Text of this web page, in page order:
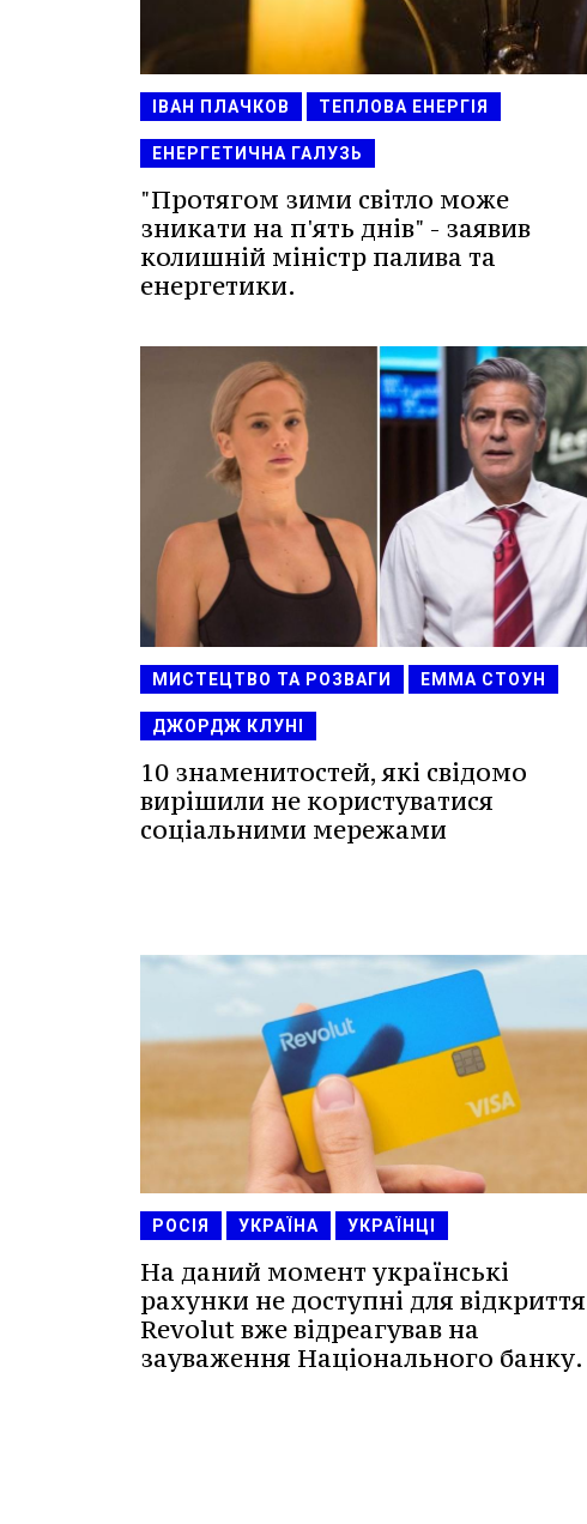
ІВАН ПЛАЧКОВ ТЕПЛОВА ЕНЕРГІЯ
ЕНЕРГЕТИЧНА ГАЛУЗЬ
"Протягом зими світло може
зникати на п'ять днів" - заявив
колишній міністр палива та
енергетики.
МИСТЕЦТВО ТА РОЗВАГИ ЕММА СТОУН
ДЖОРДЖ КЛУНІ
10 знаменитостей, які свідомо
вирішили не користуватися
соціальними мережами
РОСІЯ УКРАЇНА УКРАЇНЦІ
На даний момент українські
рахунки не доступні для
Revolut вже відреагував на
зауваження Національного банку.